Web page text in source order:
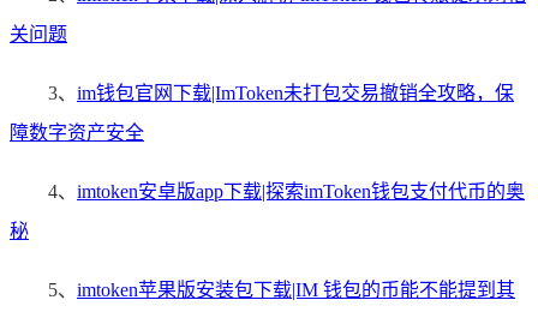
关问题
3、 im钱包官网下载|ImToken未打包交易撤销全攻略，保
障数字资产安全
4、 imtoken安卓版app下载|探索imToken钱包支付代币的奥
秘
5、 imtoken苹果版安装包下载|IM 钱包的币能不能提到其